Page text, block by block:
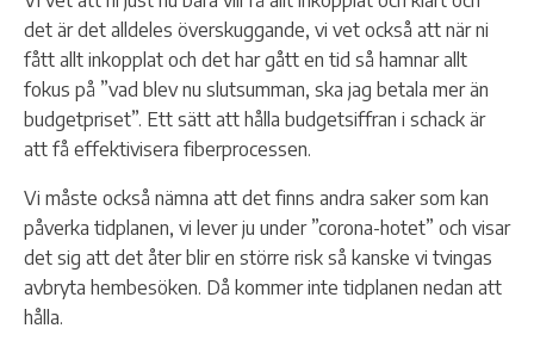
det är det alldeles överskuggande, vi vet också att när ni
fått allt inkopplat och det har gått en tid så hamnar allt
fokus på ”vad blev nu slutsumman, ska jag betala mer än
budgetpriset”. Ett sätt att hålla budgetsiffran i schack är
att få effektivisera fiberprocessen.
Vi måste också nämna att det finns andra saker som kan
påverka tidplanen, vi lever ju under ”corona-hotet” och visar
det sig att det åter blir en större risk så kanske vi tvingas
avbryta hembesöken. Då kommer inte tidplanen nedan att
hålla.